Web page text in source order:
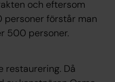
och eftersom
personer förstår man
500 personer.
restaurering. Då